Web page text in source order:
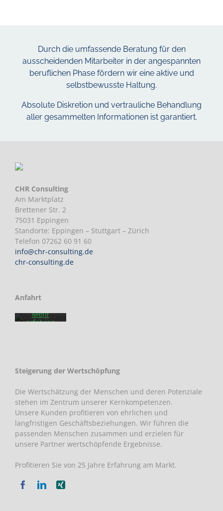
Durch die umfassende Beratung für den
ausscheidenden Mitarbeiter in der angespannten
beruflichen Phase fördern wir eine aktive und
selbstbewusste Haltung.
Absolute Diskretion und vertrauliche Behandlung
aller gesammelten Informationen ist garantiert.
CHR Consulting
Am Marktplatz
Brettener Str. 2
75031 Eppingen
Standorte: Eppingen – Stuttgart – Zürich
Telefon 07262 60 91 60
info@chr-consulting.de
chr-consulting.de
Anfahrt
Mit dem
Laden der
Karte
von
Mehr
erfahren
Google
entsperren
Steigerung der Wertschöpfung
Die Wertschätzung der Menschen und deren Potenziale
stehen im Zentrum unserer Kernkompetenzen.
Unsere Kunden profitieren von ehrlichen und
langfristigen Geschäftsbeziehungen. Wir führen die
passenden Menschen zusammen und erzielen für
unsere Partner wertschöpfende Ergebnisse.
Profitieren Sie von 25 Jahre Erfahrung am Markt.